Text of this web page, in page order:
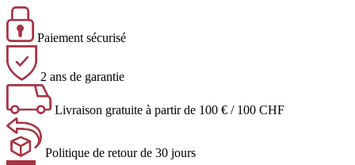
Paiement sécurisé
2 ans de garantie
Livraison gratuite à partir de 100 € / 100 CHF
Politique de retour de 30 jours